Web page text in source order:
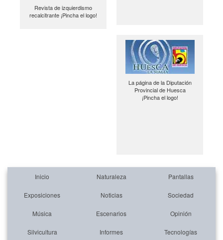
Revista de izquierdismo
recalcitrante ¡Pincha el logo!
La página de la Diputación
Provincial de Huesca
¡Pincha el logo!
Inicio Naturaleza Pantallas
Exposiciones Noticias Sociedad
Música Escenarios Opinión
Silvicultura Informes Tecnologías